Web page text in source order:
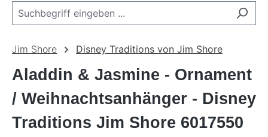
Jim Shore Disney Traditions von Jim Shore
Aladdin & Jasmine - Ornament
/ Weihnachtsanhänger - Disney
Traditions Jim Shore 6017550